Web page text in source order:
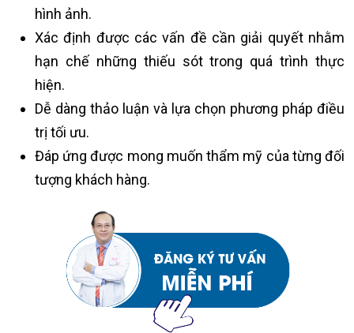
hình ảnh.
Xác định được các vấn đề cần giải quyết nhằm
hạn chế những thiếu sót trong quá trình thực
hiện.
Dễ dàng thảo luận và lựa chọn phương pháp điều
trị tối ưu.
Đáp ứng được mong muốn thẩm mỹ của từng đối
tượng khách hàng.